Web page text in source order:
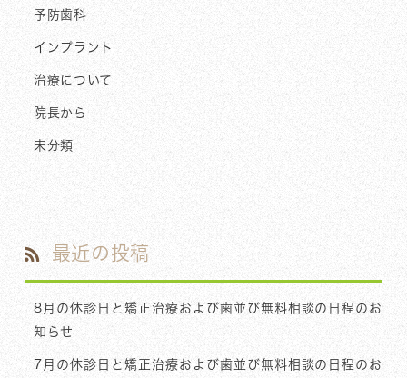
予防歯科
インプラント
治療について
院長から
未分類
最近の投稿
8月の休診日と矯正治療および歯並び無料相談の日程のお
知らせ
7月の休診日と矯正治療および歯並び無料相談の日程のお